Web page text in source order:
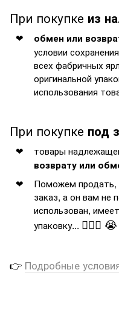
При покупке из
обмен или
условии
всех фабричных
оригинальной
использования
При покупке под
товары
возврату или
Поможем продать,
заказ, а он вам не
использован,
упаковку... 🤦🏻‍♂️
👉 Подробные